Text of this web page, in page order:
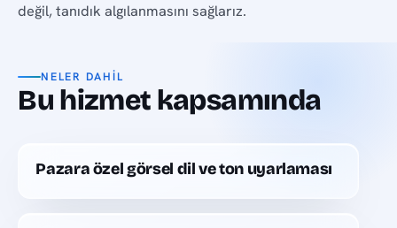
değil, tanıdık algılanmasını sağlarız.
NELER DAHIL
Bu hizmet kapsamında
Pazara özel görsel dil ve ton uyarlaması